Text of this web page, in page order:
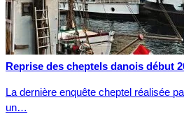
Reprise des cheptels danois début
La dernière enquête cheptel réalisée
un…